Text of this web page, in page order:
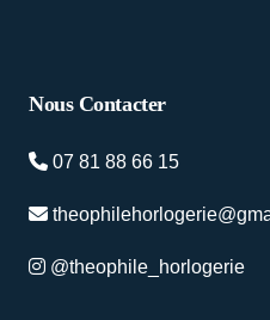
Nous Contacter
07 81 88 66 15
@theophile_horlogerie